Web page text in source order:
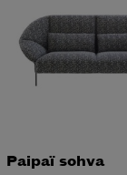
Paipaï sohva